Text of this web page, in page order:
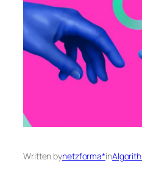
Written bynetzforma*in